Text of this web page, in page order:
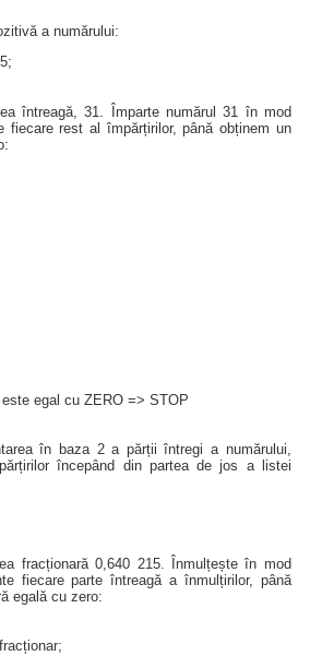
a numărului:
întreagă, 31. Împarte numărul 31 în mod
fiecare rest al împărțirilor, până obținem un
egal cu ZERO => STOP
în baza 2 a părții întregi a numărului,
începând din partea de jos a listei
fracționară 0,640 215. Înmulțește în mod
fiecare parte întreagă a înmulțirilor, până
egală cu zero: